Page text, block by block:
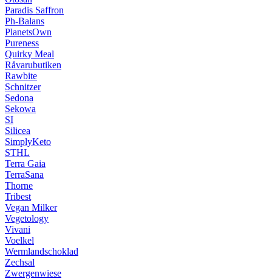
Paradis Saffron
Ph-Balans
PlanetsOwn
Pureness
Quirky Meal
Råvarubutiken
Rawbite
Schnitzer
Sedona
Sekowa
SI
Silicea
SimplyKeto
STHL
Terra Gaia
TerraSana
Thorne
Tribest
Vegan Milker
Vegetology
Vivani
Voelkel
Wermlandschoklad
Zechsal
Zwergenwiese